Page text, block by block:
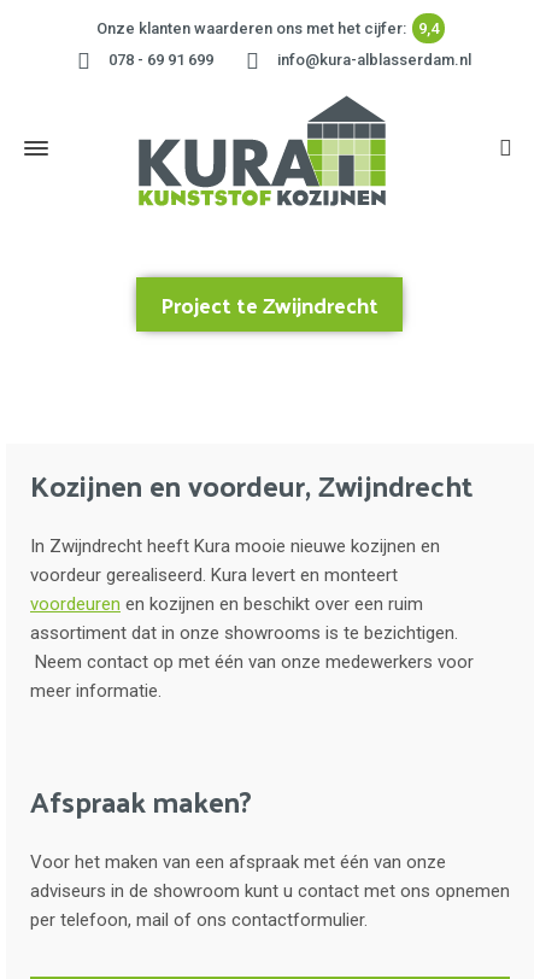
Onze klanten waarderen ons met het cijfer:
9,4
078 - 69 91 699
info@kura-alblasserdam.nl
Project te Zwijndrecht
Kozijnen en voordeur, Zwijndrecht
In Zwijndrecht heeft Kura mooie nieuwe kozijnen en
voordeur gerealiseerd. Kura levert en monteert
voordeuren en kozijnen en beschikt over een ruim
assortiment dat in onze showrooms is te bezichtigen.
Neem contact op met één van onze medewerkers voor
meer informatie.
Afspraak maken?
Voor het maken van een afspraak met één van onze
adviseurs in de showroom kunt u contact met ons opnemen
per telefoon, mail of ons contactformulier.